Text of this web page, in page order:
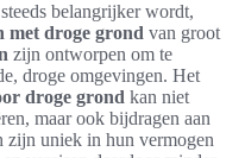
belangrijker wordt,
met droge grond van groot
zijn ontworpen om te
droge omgevingen. Het
droge grond kan niet
maar ook bijdragen aan
zijn uniek in hun vermogen